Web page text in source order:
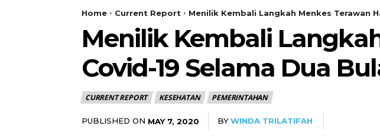
Home Current Report Menilik Kembali Langkah Menkes Terawan
Menilik Kembali
Covid-19 Selama Dua
CURRENT REPORT KESEHATAN PEMERINTAHAN
PUBLISHED ON MAY 7, 2020 BYWINDA TRILATIFAH